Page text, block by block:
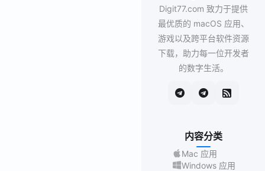
Digit77.com 致力于提供
最优质的 macOS 应用、
游戏以及跨平台软件资源
下载，助力每一位开发者
的数字生活。
内容分类
Mac 应用
Windows 应用